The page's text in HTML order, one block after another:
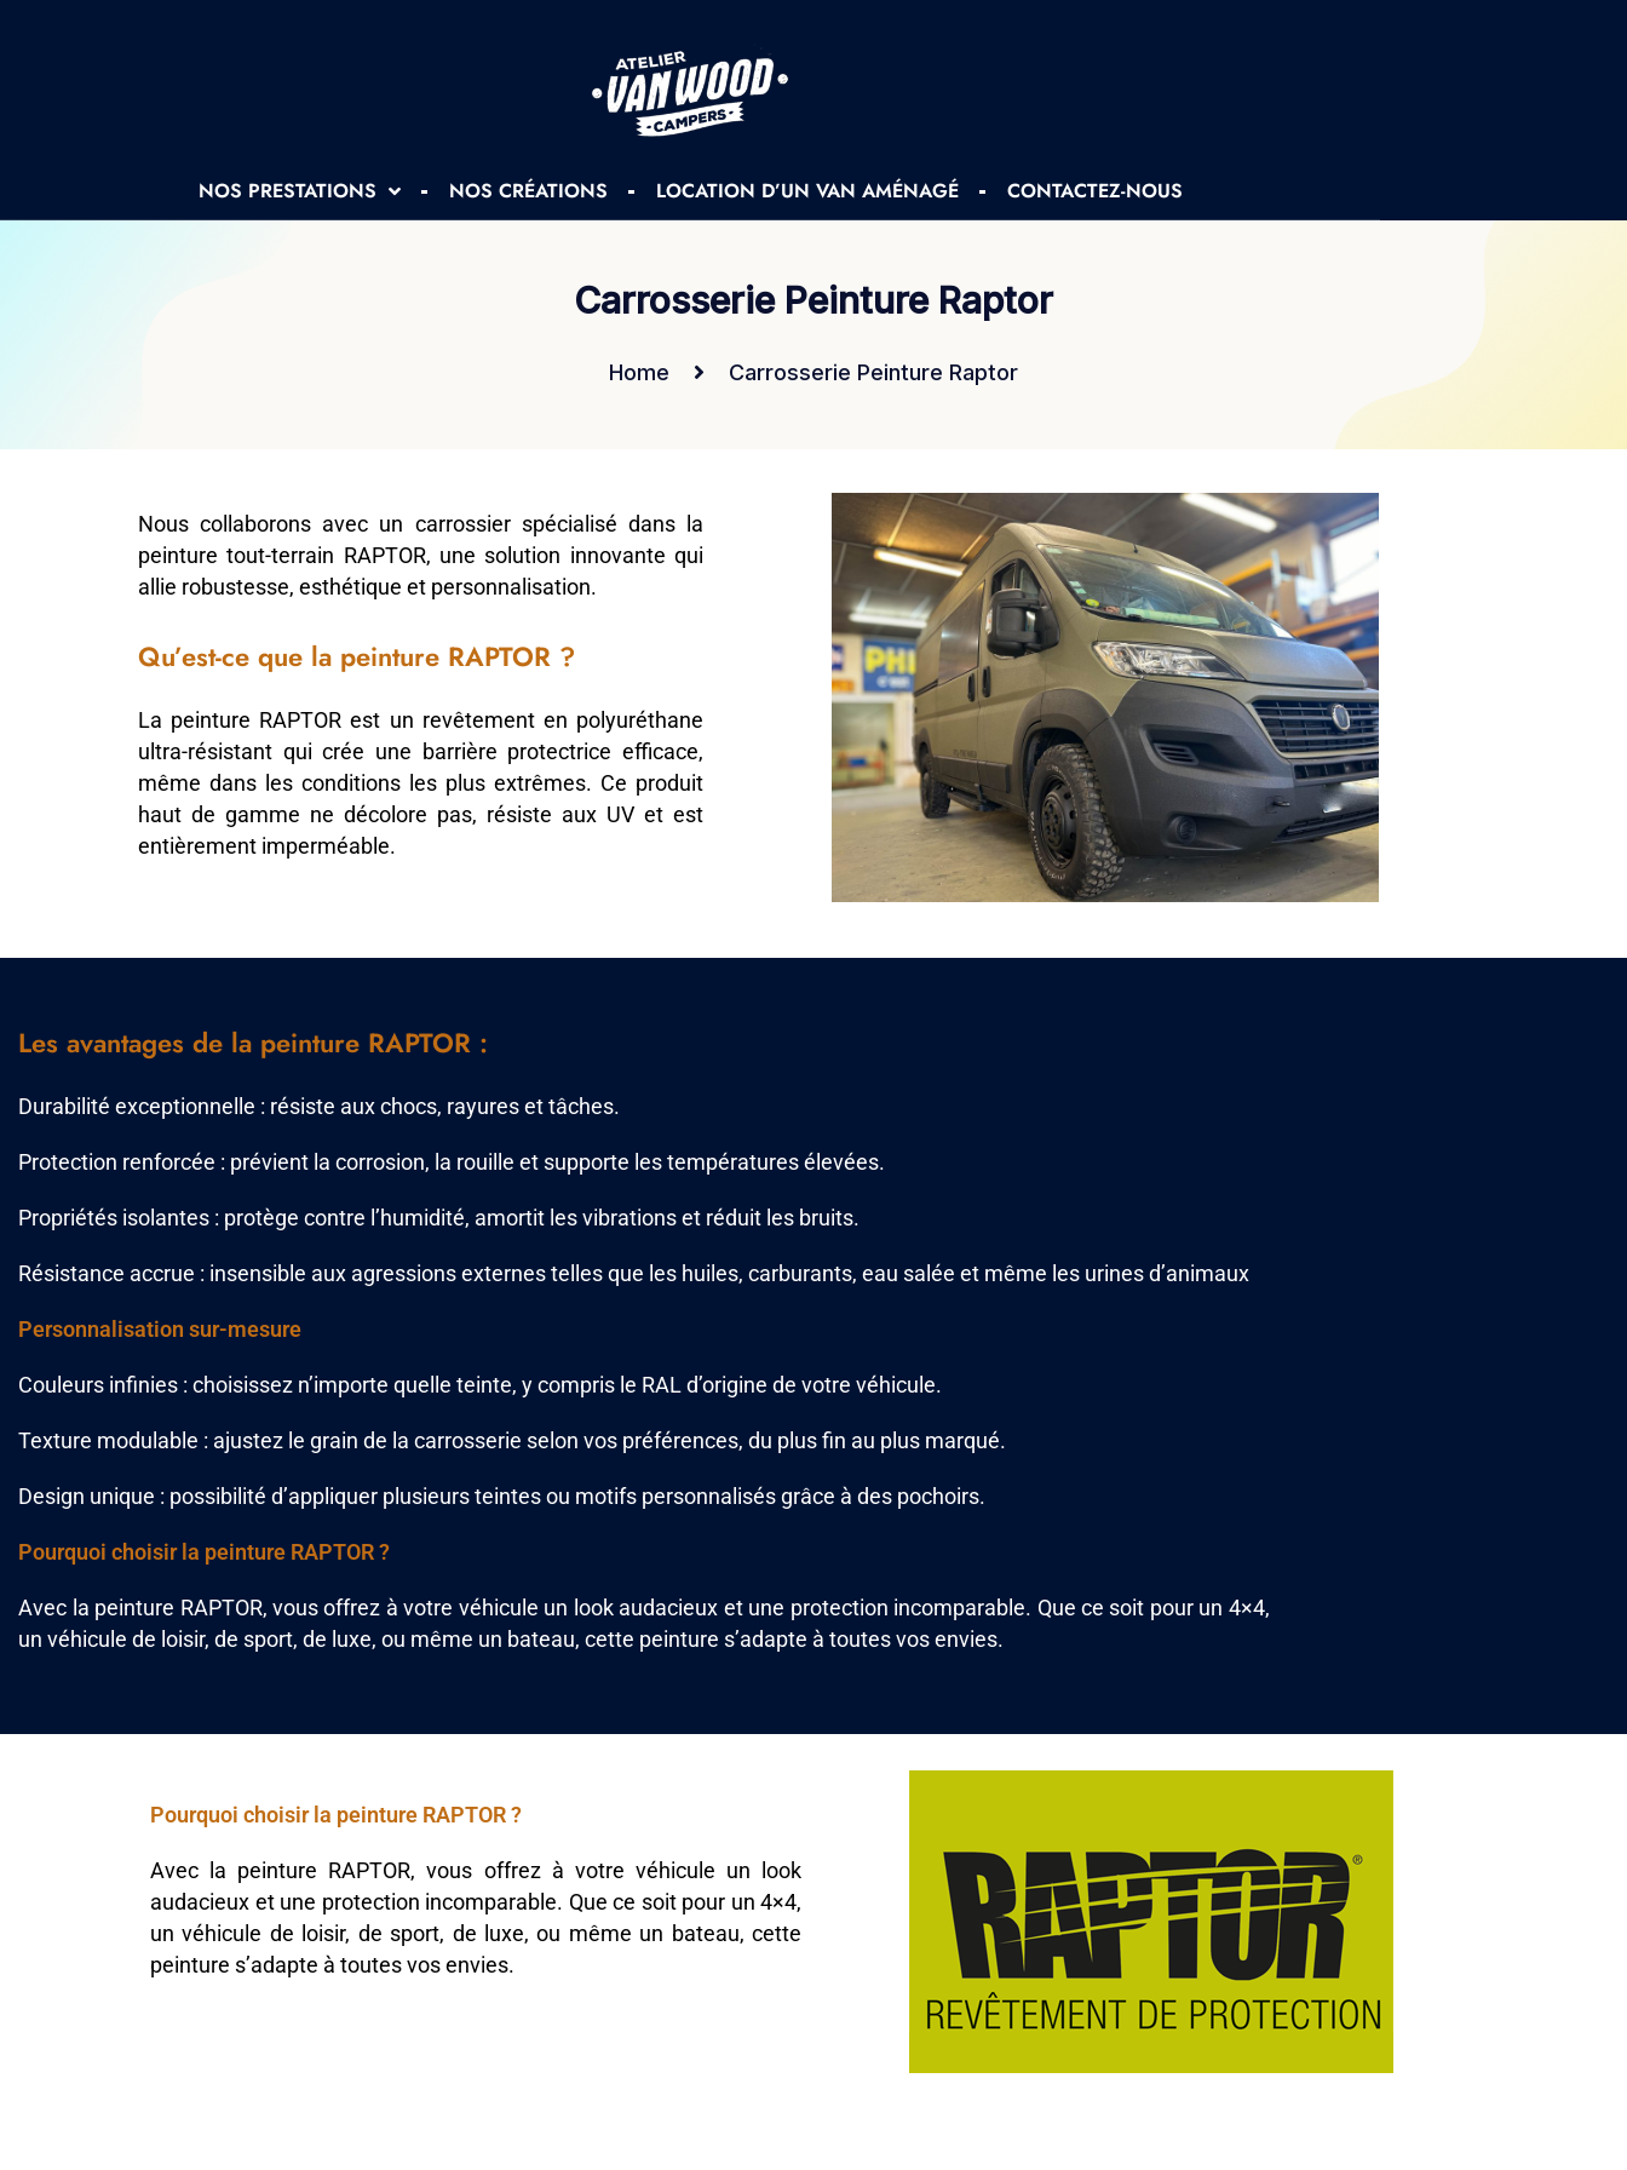
NOS PRESTATIONS NOS CRÉATIONS LOCATION D’UN VAN AMÉNAGÉ CONTACTEZ-NOUS
Carrosserie Peinture Raptor
Home Carrosserie Peinture Raptor
Nous collaborons avec un carrossier spécialisé dans la
peinture tout-terrain RAPTOR, une solution innovante qui
allie robustesse, esthétique et personnalisation.
Qu’est-ce que la peinture RAPTOR ?
La peinture RAPTOR est un revêtement en polyuréthane
ultra-résistant qui crée une barrière protectrice efficace,
même dans les conditions les plus extrêmes. Ce produit
haut de gamme ne décolore pas, résiste aux UV et est
entièrement imperméable.
Les avantages de la peinture RAPTOR :
Durabilité exceptionnelle : résiste aux chocs, rayures et tâches.
Protection renforcée : prévient la corrosion, la rouille et supporte les températures élevées.
Propriétés isolantes : protège contre l’humidité, amortit les vibrations et réduit les bruits.
Résistance accrue : insensible aux agressions externes telles que les huiles, carburants, eau salée et même les urines d’animaux
Personnalisation sur-mesure
Couleurs infinies : choisissez n’importe quelle teinte, y compris le RAL d’origine de votre véhicule.
Texture modulable : ajustez le grain de la carrosserie selon vos préférences, du plus fin au plus marqué.
Design unique : possibilité d’appliquer plusieurs teintes ou motifs personnalisés grâce à des pochoirs.
Pourquoi choisir la peinture RAPTOR ?
Avec la peinture RAPTOR, vous offrez à votre véhicule un look audacieux et une protection incomparable. Que ce soit pour un 4×4,
un véhicule de loisir, de sport, de luxe, ou même un bateau, cette peinture s’adapte à toutes vos envies.
Pourquoi choisir la peinture RAPTOR ?
Avec la peinture RAPTOR, vous offrez à votre véhicule un look
audacieux et une protection incomparable. Que ce soit pour un 4×4,
un véhicule de loisir, de sport, de luxe, ou même un bateau, cette
peinture s’adapte à toutes vos envies.